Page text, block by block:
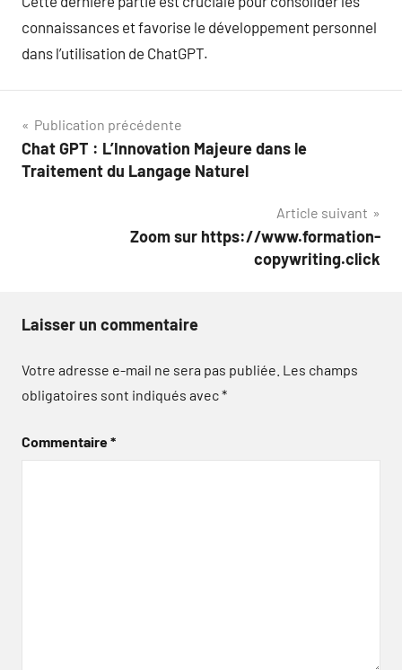
connaissances et favorise le développement personnel
dans l’utilisation de ChatGPT.
Navigation
de
Publication précédente
Chat GPT : L’Innovation Majeure dans le
Traitement du Langage Naturel
Article suivant
Zoom sur https://www.formation-
copywriting.click
Laisser un commentaire
Votre adresse e-mail ne sera pas publiée. Les champs
obligatoires sont indiqués avec*
Commentaire*